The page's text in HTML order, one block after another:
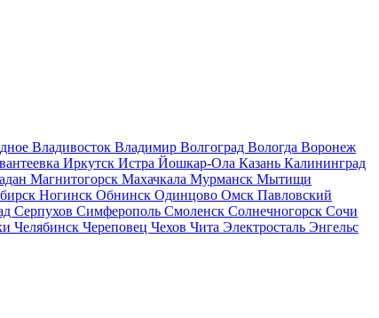
Владивосток Владимир Волгоград Вологда Воронеж
Иркутск Истра Йошкар-Ола Казань Калининград
Магнитогорск Махачкала Мурманск Мытищи
Ногинск Обнинск Одинцово Омск Павловский
Серпухов Симферополь Смоленск Солнечногорск Сочи
Челябинск Череповец Чехов Чита Электросталь Энгельс